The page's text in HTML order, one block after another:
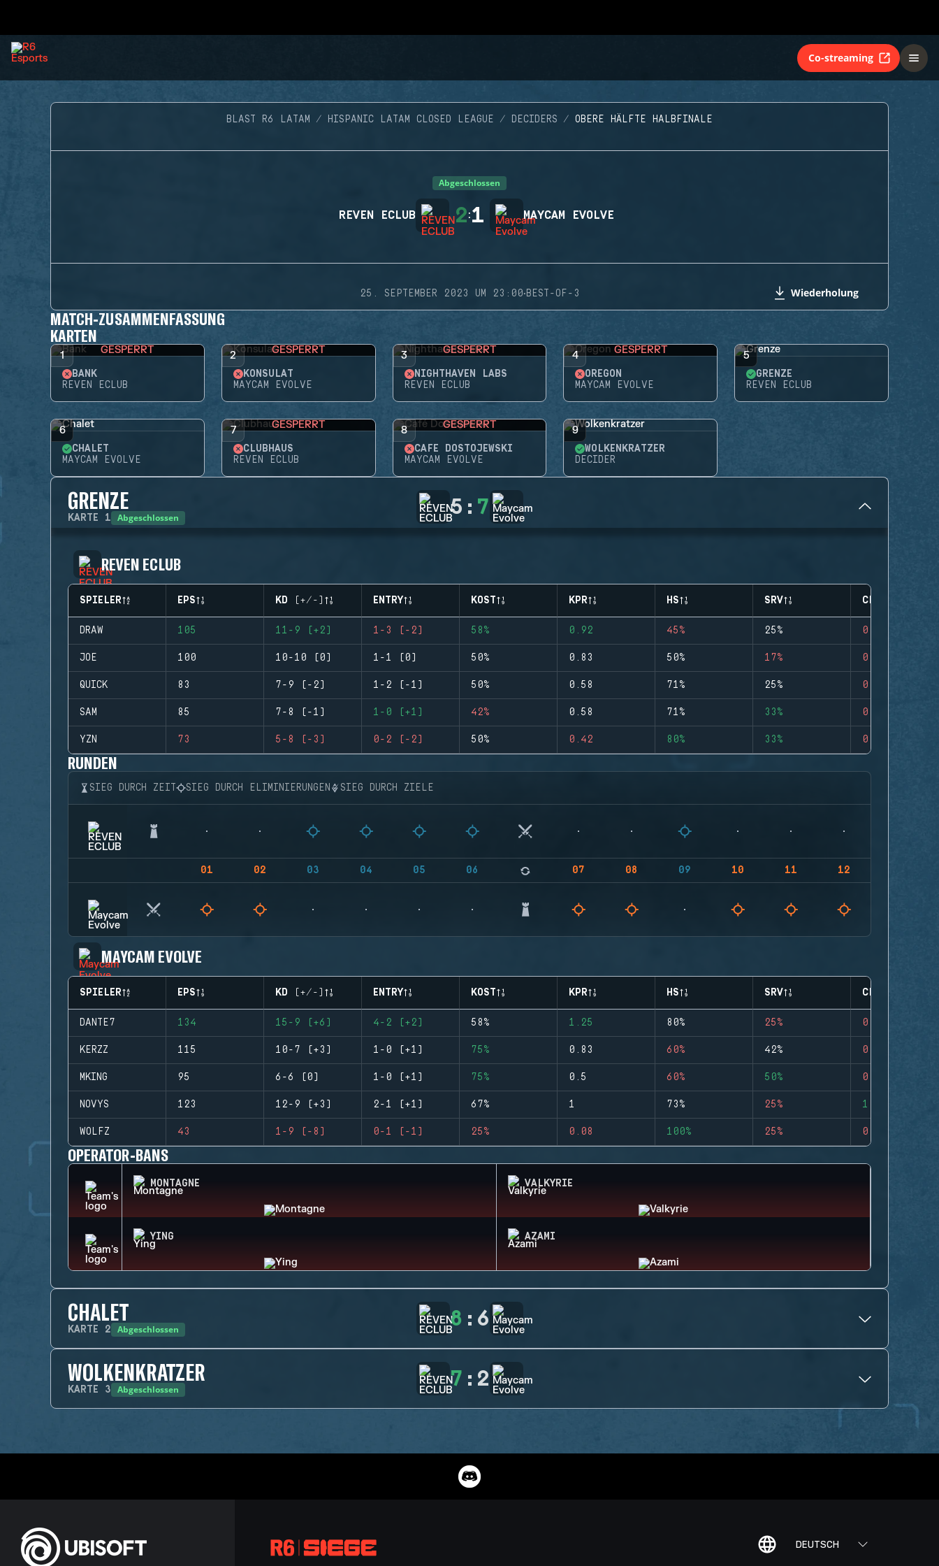
Co-streaming
BLAST R6 LATAM HISPANIC LATAM CLOSED LEAGUE DECIDERS OBERE HÄLFTE HALBFINALE
Abgeschlossen
REVEN ECLUB 2:1 MAYCAM EVOLVE
25. SEPTEMBER 2023 UM 23:00·BEST-OF-3 Wiederholung
MATCH-ZUSAMMENFASSUNG
KARTEN
1 GESPERRT
BANK
REVEN ECLUB
2 GESPERRT
KONSULAT
MAYCAM EVOLVE
3 GESPERRT
NIGHTHAVEN LABS
REVEN ECLUB
4 GESPERRT
OREGON
MAYCAM EVOLVE
5
GRENZE
REVEN ECLUB
6
CHALET
MAYCAM EVOLVE
7 GESPERRT
CLUBHAUS
REVEN ECLUB
8 GESPERRT
CAFÉ DOSTOJEWSKI
MAYCAM EVOLVE
9
WOLKENKRATZER
DECIDER
GRENZE
KARTE 1 Abgeschlossen 5 : 7
REVEN ECLUB
SPIELER EPS KD (+/-) ENTRY KOST KPR HS SRV CLUTCHES
DRAW 105 11-9 (+2) 1-3 (-2) 58% 0.92 45% 25% 0
JOE 100 10-10 (0) 1-1 (0) 50% 0.83 50% 17% 0
QUICK 83 7-9 (-2) 1-2 (-1) 50% 0.58 71% 25% 0
SAM 85 7-8 (-1) 1-0 (+1) 42% 0.58 71% 33% 0
YZN 73 5-8 (-3) 0-2 (-2) 50% 0.42 80% 33% 0
RUNDEN
SIEG DURCH ZEIT SIEG DURCH ELIMINIERUNGEN SIEG DURCH ZIELE
01 02 03 04 05 06 07 08 09 10 11 12
MAYCAM EVOLVE
SPIELER EPS KD (+/-) ENTRY KOST KPR HS SRV CLUTCHES
DANTE7 134 15-9 (+6) 4-2 (+2) 58% 1.25 80% 25% 0
KERZZ 115 10-7 (+3) 1-0 (+1) 75% 0.83 60% 42% 0
MKING 95 6-6 (0) 1-0 (+1) 75% 0.5 60% 50% 0
NOVYS 123 12-9 (+3) 2-1 (+1) 67% 1 73% 25% 1
WOLFZ 43 1-9 (-8) 0-1 (-1) 25% 0.08 100% 25% 0
OPERATOR-BANS
MONTAGNE VALKYRIE
YING AZAMI
CHALET
KARTE 2 Abgeschlossen 8 : 6
WOLKENKRATZER
KARTE 3 Abgeschlossen 7 : 2
DEUTSCH